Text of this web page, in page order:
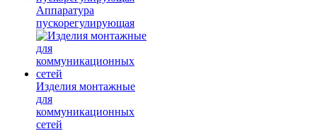
Аппаратура
пускорегулирующая
Изделия монтажные
для
коммуникационных
сетей